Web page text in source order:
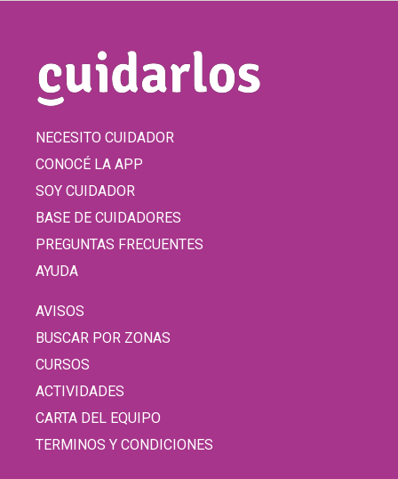
NECESITO CUIDADOR
CONOCÉ LA APP
SOY CUIDADOR
BASE DE CUIDADORES
PREGUNTAS FRECUENTES
AYUDA
AVISOS
BUSCAR POR ZONAS
CURSOS
ACTIVIDADES
CARTA DEL EQUIPO
TERMINOS Y CONDICIONES